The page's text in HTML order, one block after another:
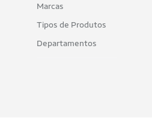
Marcas
Tipos de Produtos
Departamentos